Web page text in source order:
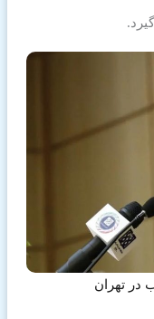
در تهران